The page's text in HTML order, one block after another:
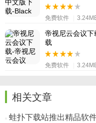
免费软件
帝视尼云会议
载
免费软件
相关文章
蛙扑下载站推出精品软